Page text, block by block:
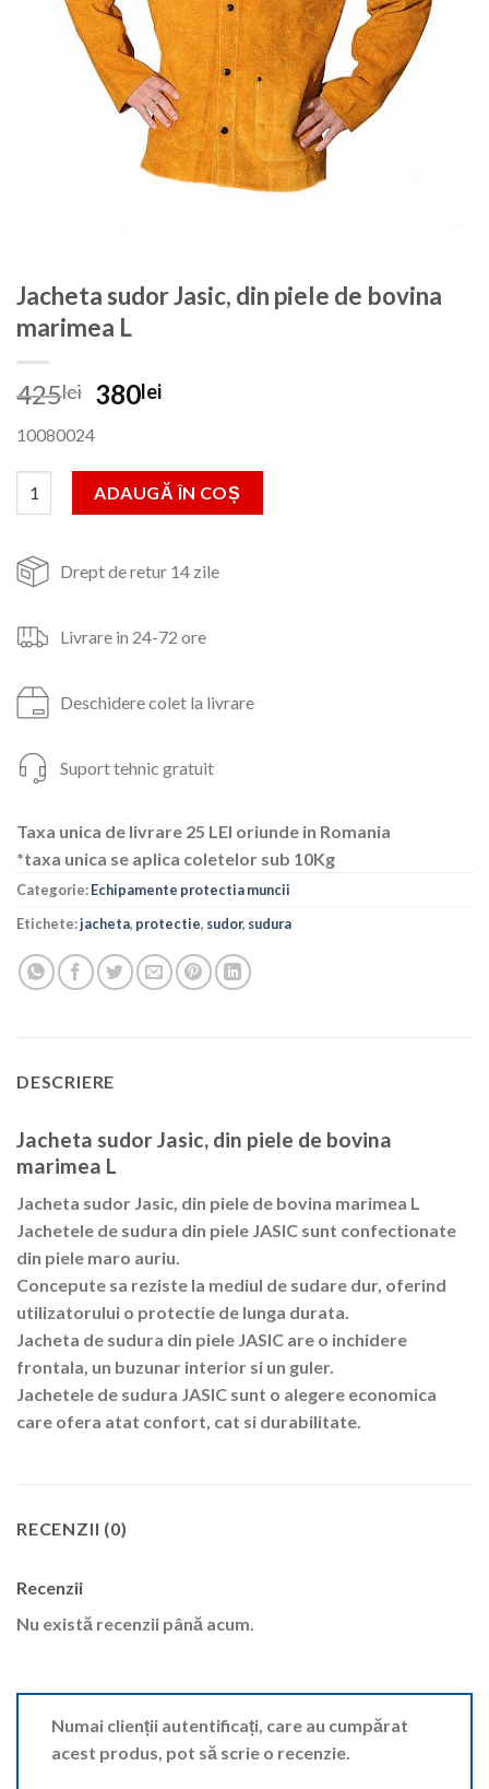
Jacheta sudor Jasic, din piele de bovina
marimea L
425lei Prețul
a
fost:
425lei.
380leiPrețul
380lei.
10080024
Cantitate Jacheta sudor Jasic, din piele de bovina marimea L
ADAUGĂ ÎN COȘ
Drept de retur 14 zile
Livrare in 24-72 ore
Deschidere colet la livrare
Suport tehnic gratuit
Taxa unica de livrare 25 LEI oriunde in Romania
*taxa unica se aplica coletelor sub 10Kg
Categorie:Echipamente protectia muncii
Etichete:jacheta, protectie, sudor, sudura
DESCRIERE
Jacheta sudor Jasic, din piele de bovina
marimea L
Jacheta sudor Jasic, din piele de bovina marimea L
Jachetele de sudura din piele JASIC sunt confectionate
din piele maro auriu.
Concepute sa reziste la mediul de sudare dur, oferind
utilizatorului o protectie de lunga durata.
Jacheta de sudura din piele JASIC are o inchidere
frontala, un buzunar interior si un guler.
Jachetele de sudura JASIC sunt o alegere economica
care ofera atat confort, cat si durabilitate.
RECENZII (0)
Recenzii
Nu există recenzii până acum.
Numai clienții autentificați, care au cumpărat
acest produs, pot să scrie o recenzie.